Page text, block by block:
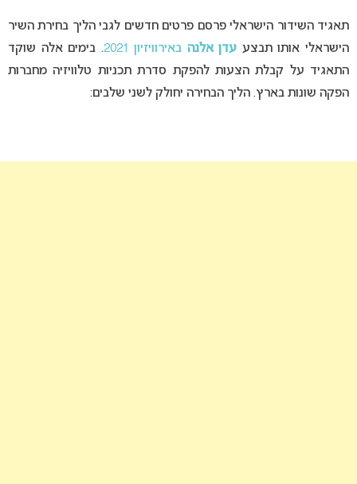
תאגיד השידור הישראלי פרסם פרטים חדשים לגבי הליך בחירת השיר
הישראלי אותו תבצע עדן אלנה באירוויזיון 2021
. בימים אלה שוקד
התאגיד על קבלת הצעות להפקת סדרת תכניות טלוויזיה מחברות
הפקה שונות בארץ. הליך הבחירה יחולק לשני שלבים: